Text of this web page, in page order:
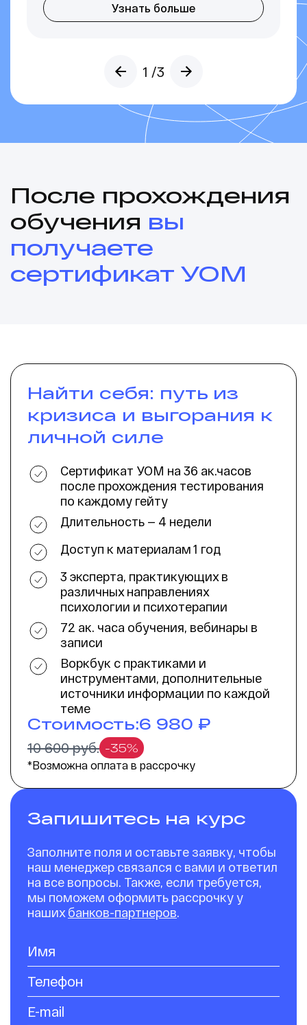
Узнать больше
1 /3
После прохождения
обучения вы
получаете
сертификат УОМ
Найти себя: путь из
кризиса и выгорания к
личной силе
Сертификат УОМ на 36 ак.часов
после прохождения тестирования
по каждому гейту
Длительность — 4 недели
Доступ к материалам 1 год
3 эксперта, практикующих в
различных направлениях
психологии и психотерапии
72 ак. часа обучения, вебинары в
записи
Воркбук с практиками и
инструментами, дополнительные
источники информации по каждой
теме
Стоимость:6 980 ₽
10 600 руб. -35%
*Возможна оплата в рассрочку
Запишитесь на курс
Заполните поля и оставьте заявку, чтобы
наш менеджер cвязался с вами и ответил
на все вопросы. Также, если требуется,
мы поможем оформить рассрочку у
наших банков-партнеров.